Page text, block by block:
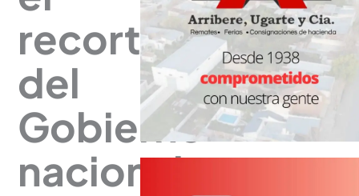
recorte
del
Gobierno
nacional